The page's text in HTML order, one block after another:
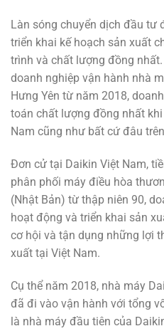
Làn sóng chuyển dịch đầu tư
triển khai kế hoạch sản xuất
trình và chất lượng đồng
doanh nghiệp vận hành nhà
Hưng Yên từ năm 2018,
toán chất lượng đồng nhất
Nam cũng như bất cứ đâu
Đơn cử tại Daikin Việt Nam,
phân phối máy điều hòa
(Nhật Bản) từ thập niên 90,
hoạt động và triển khai sản
cơ hội và tận dụng những lợi
xuất tại Việt Nam.
Cụ thể năm 2018, nhà máy
đã đi vào vận hành với tổng
là nhà máy đầu tiên của